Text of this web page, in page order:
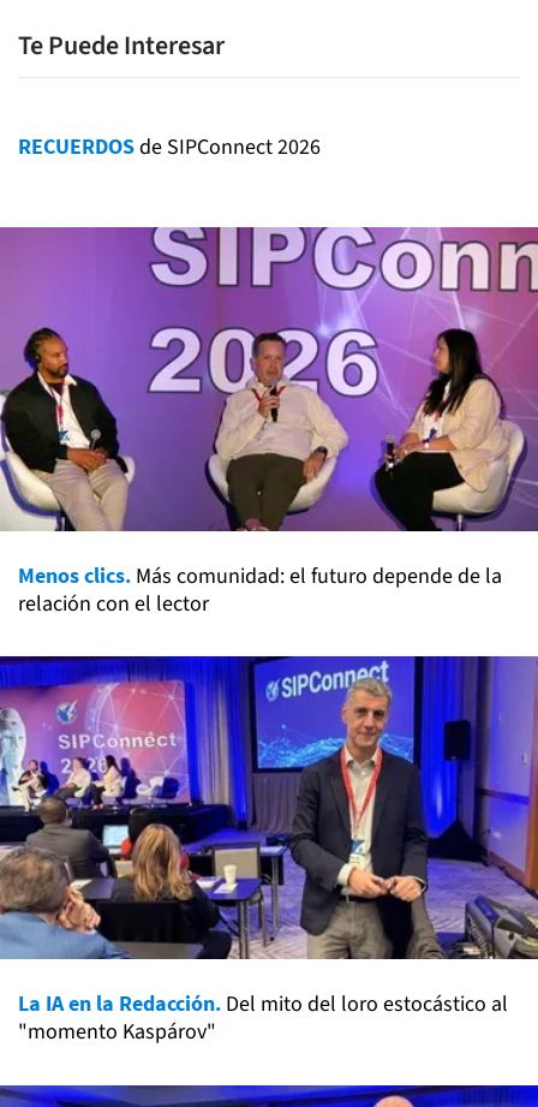
Te Puede Interesar
RECUERDOSde SIPConnect 2026
Menos clics. Más comunidad: el futuro depende de la
relación con el lector
La IA en la Redacción. Del mito del loro estocástico al
"momento Kaspárov"